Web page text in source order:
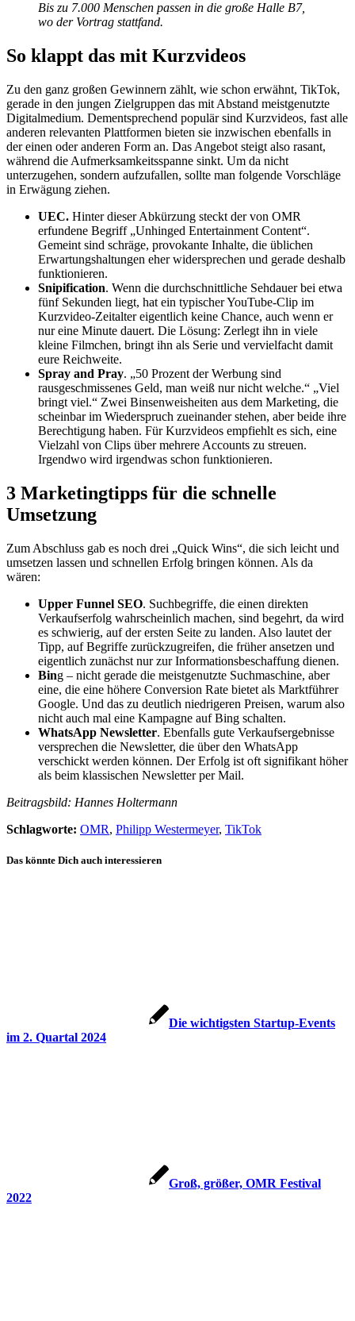
Bis zu 7.000 Menschen passen in die große Halle B7,
wo der Vortrag stattfand.
So klappt das mit Kurzvideos
Zu den ganz großen Gewinnern zählt, wie schon erwähnt, TikTok,
gerade in den jungen Zielgruppen das mit Abstand meistgenutzte
Digitalmedium. Dementsprechend populär sind Kurzvideos, fast alle
anderen relevanten Plattformen bieten sie inzwischen ebenfalls in
der einen oder anderen Form an. Das Angebot steigt also rasant,
während die Aufmerksamkeitsspanne sinkt. Um da nicht
unterzugehen, sondern aufzufallen, sollte man folgende Vorschläge
in Erwägung ziehen.
UEC. Hinter dieser Abkürzung steckt der von OMR
erfundene Begriff „Unhinged Entertainment Content“.
Gemeint sind schräge, provokante Inhalte, die üblichen
Erwartungshaltungen eher widersprechen und gerade deshalb
funktionieren.
Snipification. Wenn die durchschnittliche Sehdauer bei etwa
fünf Sekunden liegt, hat ein typischer YouTube-Clip im
Kurzvideo-Zeitalter eigentlich keine Chance, auch wenn er
nur eine Minute dauert. Die Lösung: Zerlegt ihn in viele
kleine Filmchen, bringt ihn als Serie und vervielfacht damit
eure Reichweite.
Spray and Pray. „50 Prozent der Werbung sind
rausgeschmissenes Geld, man weiß nur nicht welche.“ „Viel
bringt viel.“ Zwei Binsenweisheiten aus dem Marketing, die
scheinbar im Wiederspruch zueinander stehen, aber beide ihre
Berechtigung haben. Für Kurzvideos empfiehlt es sich, eine
Vielzahl von Clips über mehrere Accounts zu streuen.
Irgendwo wird irgendwas schon funktionieren.
3 Marketingtipps für die schnelle
Umsetzung
Zum Abschluss gab es noch drei „Quick Wins“, die sich leicht und
umsetzen lassen und schnellen Erfolg bringen können. Als da
wären:
Upper Funnel SEO. Suchbegriffe, die einen direkten
Verkaufserfolg wahrscheinlich machen, sind begehrt, da wird
es schwierig, auf der ersten Seite zu landen. Also lautet der
Tipp, auf Begriffe zurückzugreifen, die früher ansetzen und
eigentlich zunächst nur zur Informationsbeschaffung dienen.
Bing – nicht gerade die meistgenutzte Suchmaschine, aber
eine, die eine höhere Conversion Rate bietet als Marktführer
Google. Und das zu deutlich niedrigeren Preisen, warum also
nicht auch mal eine Kampagne auf Bing schalten.
WhatsApp Newsletter. Ebenfalls gute Verkaufsergebnisse
versprechen die Newsletter, die über den WhatsApp
verschickt werden können. Der Erfolg ist oft signifikant höher
als beim klassischen Newsletter per Mail.
Beitragsbild: Hannes Holtermann
Schlagworte: OMR, Philipp Westermeyer, TikTok
Das könnte Dich auch interessieren
Die wichtigsten Startup-Events
im 2. Quartal 2024
Groß, größer, OMR Festival
2022